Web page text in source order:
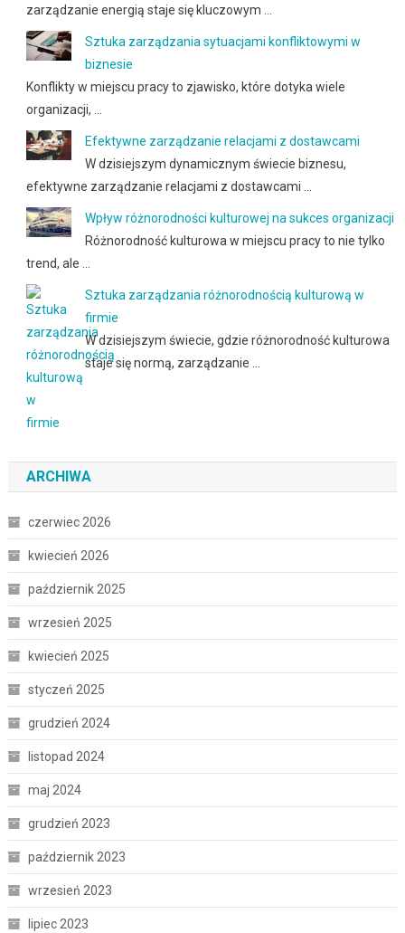
zarządzanie energią staje się kluczowym …
Sztuka zarządzania sytuacjami konfliktowymi w
biznesie
Konflikty w miejscu pracy to zjawisko, które dotyka wiele
organizacji, …
Efektywne zarządzanie relacjami z dostawcami
W dzisiejszym dynamicznym świecie biznesu,
efektywne zarządzanie relacjami z dostawcami …
Wpływ różnorodności kulturowej na sukces organizacji
Różnorodność kulturowa w miejscu pracy to nie tylko
trend, ale …
Sztuka zarządzania różnorodnością kulturową w
firmie
W dzisiejszym świecie, gdzie różnorodność kulturowa
staje się normą, zarządzanie …
ARCHIWA
czerwiec 2026
kwiecień 2026
październik 2025
wrzesień 2025
kwiecień 2025
styczeń 2025
grudzień 2024
listopad 2024
maj 2024
grudzień 2023
październik 2023
wrzesień 2023
lipiec 2023